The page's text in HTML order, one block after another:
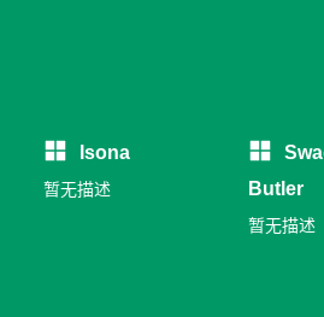
Isona
暂无描述
Butler
暂无描述